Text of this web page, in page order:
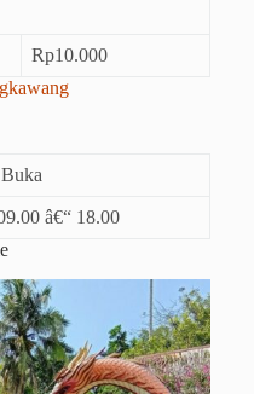
Rp10.000
â€“ 18.00